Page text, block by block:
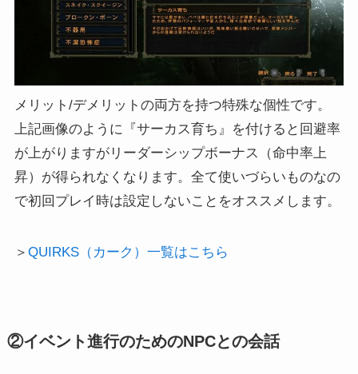
メリット/デメリットの両方を持つ特殊な個性です。
上記画像のように『サーカス育ち』を付けると回避率
が上がりますがリーダーシップボーナス（命中率上
昇）が得られなくなります。全て使いづらいものなの
で初回プレイ時は設定しないことをオススメします。
＞ QUIRKS（カーク）一覧はこちら
②イベント進行のためのNPCとの会話